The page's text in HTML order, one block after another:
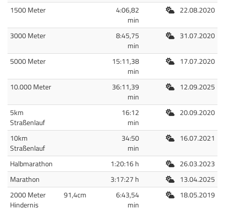
1500 Meter
4:06,82
min
Freiluft
22.08.2020
3000 Meter
8:45,75
min
Freiluft
31.07.2020
5000 Meter
15:11,38
min
Freiluft
17.07.2020
10.000 Meter
36:11,39
min
Freiluft
12.09.2025
5km
Straßenlauf
16:12
min
Freiluft
20.09.2020
10km
Straßenlauf
34:50
min
Freiluft
16.07.2021
Halbmarathon 1:20:16 h Freiluft
26.03.2023
Marathon
3:17:27 h Freiluft
13.04.2025
2000 Meter
Hindernis
91,4cm
6:43,54
min
Freiluft
18.05.2019